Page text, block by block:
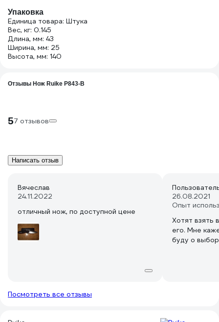
Упаковка
Единица товара: Штука
Вес, кг: 0.145
Длина, мм: 43
Ширина, мм: 25
Высота, мм: 140
Отзывы Нож Ruike P843-B
57 отзывов
Написать отзыв
Вячеслав
24.11.2022
отличный нож, по доступной цене
26.08.2021
Опыт
Хотят взять
его. Мне
буду о
Посмотреть все отзывы